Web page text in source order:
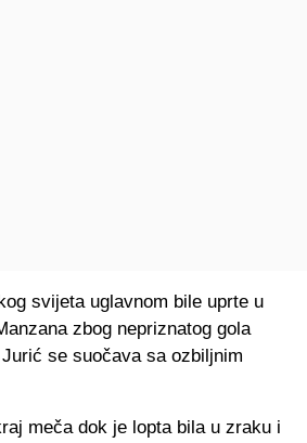
svijeta uglavnom bile uprte u
zbog nepriznatog gola
se suočava sa ozbiljnim
meča dok je lopta bila u zraku i